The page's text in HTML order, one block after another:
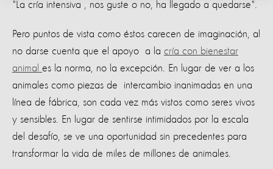
"La cría intensiva , nos guste o no, ha llegado a quedarse".
Pero puntos de vista como éstos carecen de imaginación, al
no darse cuenta que el apoyo a la cría con bienestar
animal es la norma, no la excepción. En lugar de ver a los
animales como piezas de intercambio inanimadas en una
línea de fábrica, son cada vez más vistos como seres vivos
y sensibles. En lugar de sentirse intimidados por la escala
del desafío, se ve una oportunidad sin precedentes para
transformar la vida de miles de millones de animales.